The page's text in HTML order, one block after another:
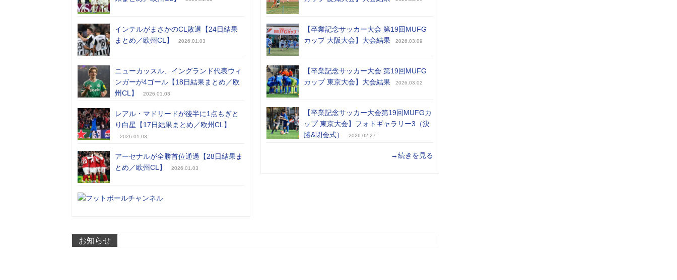
インテルがまさかのCL敗退【24日結果
まとめ／欧州CL】
2026.01.03
ニューカッスル、イングランド代表ウィ
ンガーが4ゴール【18日結果まとめ／欧
州CL】
2026.01.03
レアル・マドリードが後半に1点もぎと
り白星【17日結果まとめ／欧州CL】
2026.01.03
アーセナルが全勝首位通過【28日結果ま
とめ／欧州CL】
2026.01.03
【卒業記念サッカー大会 第19回MUFG
カップ 大阪大会】大会結果
2026.03.09
【卒業記念サッカー大会 第19回MUFG
カップ 東京大会】大会結果
2026.03.02
【卒業記念サッカー大会第19回MUFGカ
ップ 東京大会】フォトギャラリー3（決
勝&閉会式）
2026.02.27
→続きを見る
お知らせ